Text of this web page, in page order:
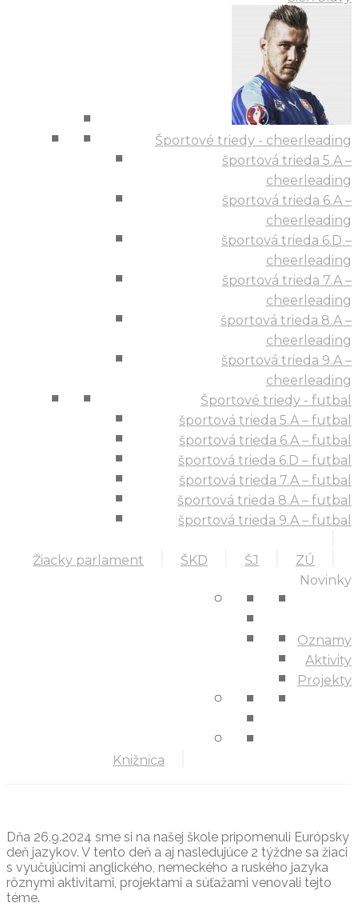
Športové triedy - cheerleading
športová trieda 5.A –
cheerleading
športová trieda 6.A –
cheerleading
športová trieda 6.D –
cheerleading
športová trieda 7.A –
cheerleading
športová trieda 8.A –
cheerleading
športová trieda 9.A –
cheerleading
Športové triedy - futbal
športová trieda 5.A – futbal
športová trieda 6.A – futbal
športová trieda 6.D – futbal
športová trieda 7.A – futbal
športová trieda 8.A – futbal
športová trieda 9.A – futbal
Žiacky parlament ŠKD ŠJ ZÚ
Knižnica
Novinky
Oznamy
Aktivity
Projekty
Dňa 26.9.2024 sme si na našej škole pripomenuli Európsky
deň jazykov. V tento deň a aj nasledujúce 2 týždne sa žiaci
s vyučujúcimi anglického, nemeckého a ruského jazyka
rôznymi aktivitami, projektami a súťažami venovali tejto
téme.